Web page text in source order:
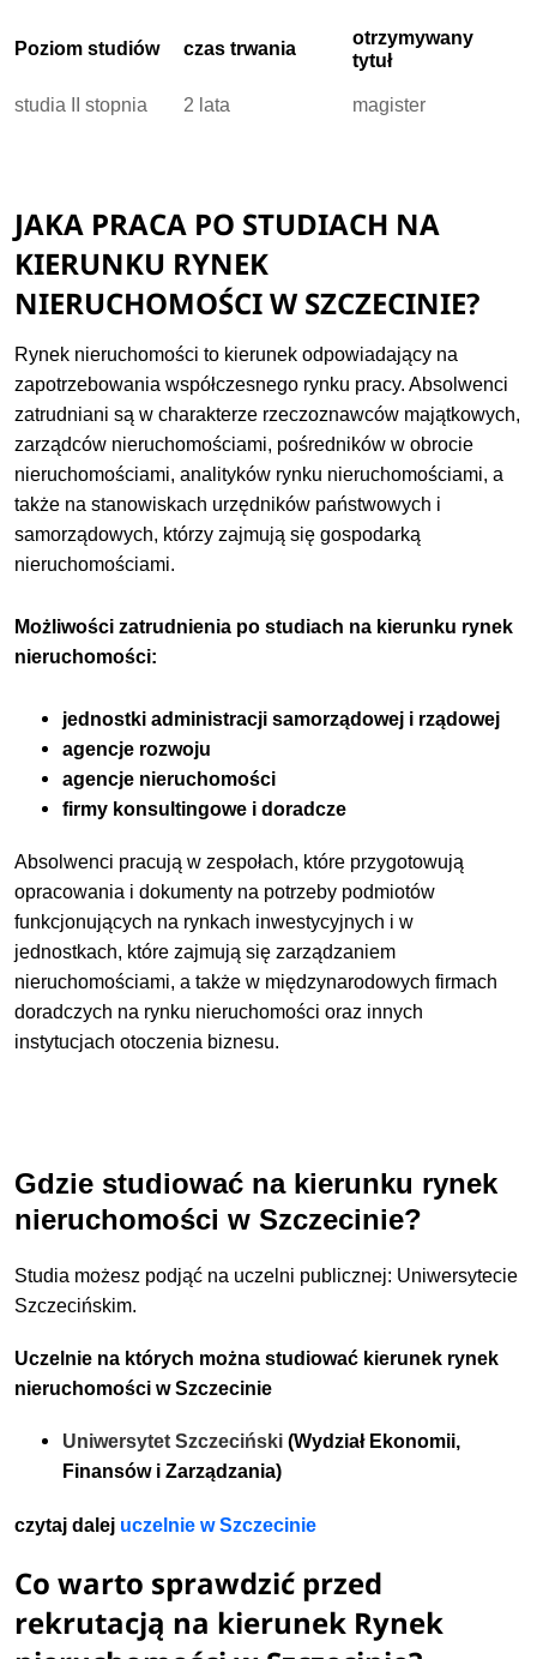
Poziom studiów czas trwania
otrzymywany
tytuł
studia II stopnia 2 lata magister
JAKA PRACA PO STUDIACH NA
KIERUNKU RYNEK
NIERUCHOMOŚCI W SZCZECINIE?
Rynek nieruchomości to kierunek odpowiadający na
zapotrzebowania współczesnego rynku pracy. Absolwenci
zatrudniani są w charakterze rzeczoznawców majątkowych,
zarządców nieruchomościami, pośredników w obrocie
nieruchomościami, analityków rynku nieruchomościami, a
także na stanowiskach urzędników państwowych i
samorządowych, którzy zajmują się gospodarką
nieruchomościami.
Możliwości zatrudnienia po studiach na kierunku rynek
nieruchomości:
jednostki administracji samorządowej i rządowej
agencje rozwoju
agencje nieruchomości
firmy konsultingowe i doradcze
Absolwenci pracują w zespołach, które przygotowują
opracowania i dokumenty na potrzeby podmiotów
funkcjonujących na rynkach inwestycyjnych i w
jednostkach, które zajmują się zarządzaniem
nieruchomościami, a także w międzynarodowych firmach
doradczych na rynku nieruchomości oraz innych
instytucjach otoczenia biznesu.
Gdzie studiować na kierunku rynek
nieruchomości w Szczecinie?
Studia możesz podjąć na uczelni publicznej: Uniwersytecie
Szczecińskim.
Uczelnie na których można studiować kierunek rynek
nieruchomości w Szczecinie
Uniwersytet Szczeciński (Wydział Ekonomii,
Finansów i Zarządzania)
czytaj dalej uczelnie w Szczecinie
Co warto sprawdzić przed
rekrutacją na kierunek Rynek